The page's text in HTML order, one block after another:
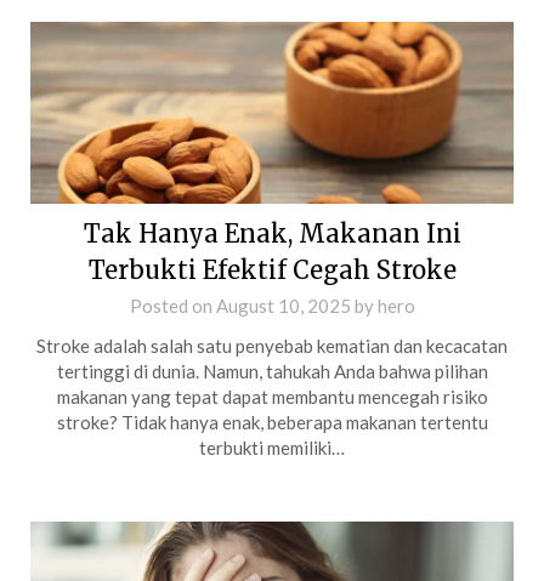
Tak Hanya Enak, Makanan Ini
Terbukti Efektif Cegah Stroke
Posted on August 10, 2025 byhero
Stroke adalah salah satu penyebab kematian dan kecacatan
tertinggi di dunia. Namun, tahukah Anda bahwa pilihan
makanan yang tepat dapat membantu mencegah risiko
stroke? Tidak hanya enak, beberapa makanan tertentu
terbukti memiliki…